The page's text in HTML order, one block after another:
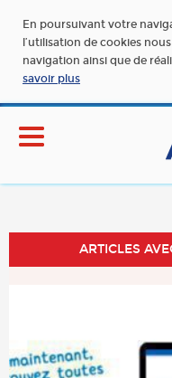
En poursuivant votre
l’utilisation de cookies
navigation ainsi que de
savoir plus
ARTICLES